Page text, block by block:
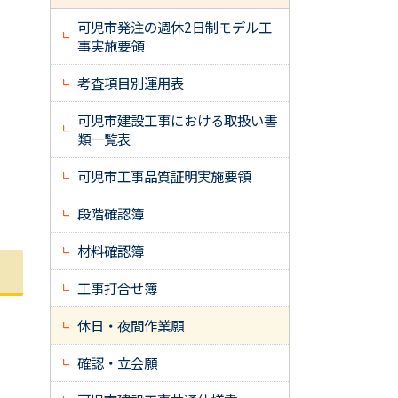
可児市発注の週休2日制モデル工
事実施要領
考査項目別運用表
可児市建設工事における取扱い書
類一覧表
可児市工事品質証明実施要領
段階確認簿
材料確認簿
工事打合せ簿
休日・夜間作業願
確認・立会願